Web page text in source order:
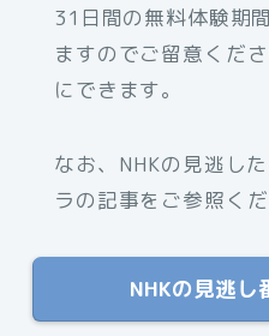
31日間の無料体験期
ますのでご留意くだ
にできます。
なお、NHKの見逃し
ラの記事をご参照くだ
NHKの見逃し